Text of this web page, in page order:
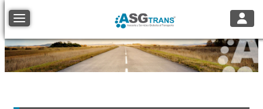
Toggle navigation